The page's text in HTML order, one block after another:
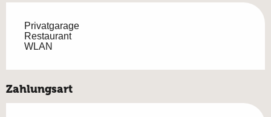
Privatgarage
Restaurant
WLAN
Zahlungsart